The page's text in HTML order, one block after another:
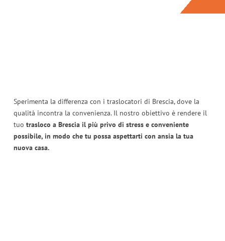
Sperimenta la differenza con i traslocatori di Brescia, dove la
qualità incontra la convenienza. Il nostro obiettivo è rendere il
tuo trasloco a Brescia il più privo di stress e conveniente
possibile, in modo che tu possa aspettarti con ansia la tua
nuova casa.